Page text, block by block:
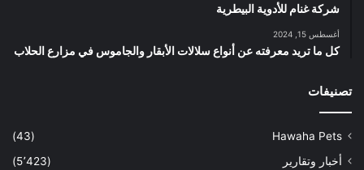
شركة غنام للأدوية البيطرية
أغسطس 15, 2024
كل ما تريد معرفته عن أنواع سلالات الأبقار والجاموس في مزارع الحلاب
تصنيفات
Hawaha Pets
(43)
أخبار وتقارير
(5٬423)